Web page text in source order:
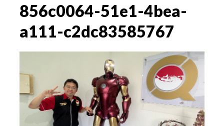
856c0064-51e1-4bea-
a111-c2dc83585767